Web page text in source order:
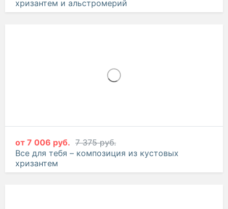
хризантем и альстромерий
от 7 006 руб. 7 375 руб.
Все для тебя – композиция из кустовых
хризантем